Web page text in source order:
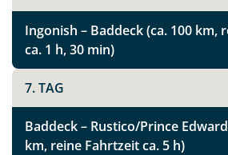
Ingonish – Baddeck (ca. 100 km,
ca. 1 h, 30 min)
7. TAG
Baddeck – Rustico/Prince
km, reine Fahrtzeit ca. 5 h)